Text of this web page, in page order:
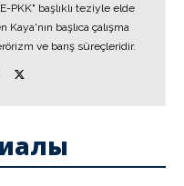
PKK" başlıklı teziyle elde
başlıca çalışma
ve barış süreçleridir.